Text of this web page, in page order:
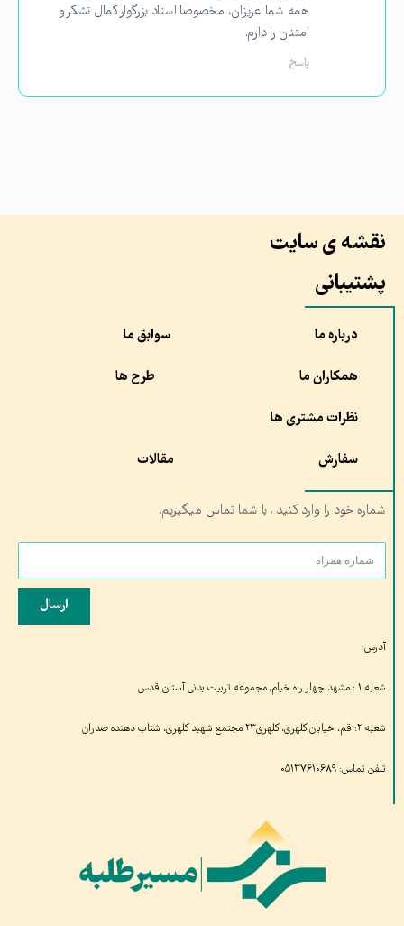
همه شما عزیزان، مخصوصا استاد بزرگوار کمال تشکر و
امتنان را دارم.
پاسخ
نقشه ی سایت
پشتیبانی
درباره ما سوابق ما
همکاران ما طرح ها
نظرات مشتری ها
سفارش مقالات
شماره خود را وارد کنید , با شما تماس میگیریم.
ارسال
آدرس:
شعبه ۱ : مشهد،چهار راه خیام, مجموعه تربیت بدنی آستان قدس
شعبه ۲: قم، خیابان کلهری، کلهری۲۳ مجتمع شهید کلهری، شتاب دهنده صدران
تلفن تماس: ۰۵۱۳۷۶۱۰۶۸۹